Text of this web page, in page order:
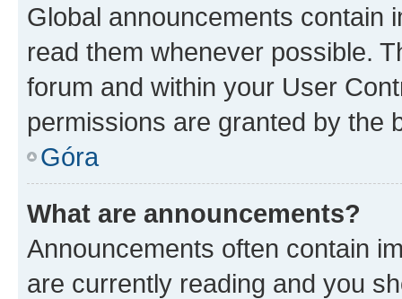
Global announcements contain
read them whenever possible.
forum and within your User
permissions are granted by the
Góra
What are announcements?
Announcements often contain
are currently reading and you